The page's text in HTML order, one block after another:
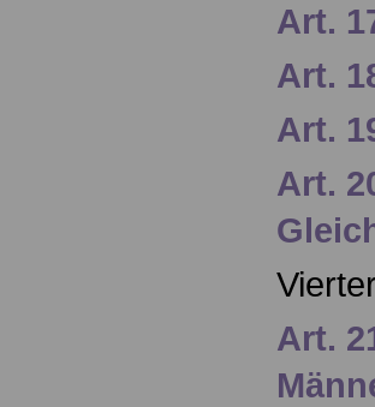
Art.
Art.
Art.
Art.
Art.